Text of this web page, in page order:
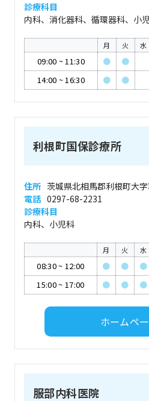
診療科目
内科、消化器科、循環器科、小
月 火 水
09:00 ~11:30 ● ●
14:00 ~16:30 ● ●
利根町国保診療所
住所 茨城県北相馬郡利根町大
電話 0297-68-2231
診療科目
内科、小児科
月 火 水
08:30~ 12:00 ● ● ●
15:00~ 17:00 ● ● ●
ホームペ
服部内科医院